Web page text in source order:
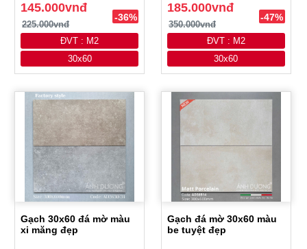
145.000vnđ
225.000vnđ
-36%
ĐVT : M2
30x60
185.000vnđ
350.000vnđ
-47%
ĐVT : M2
30x60
Gạch 30x60 đá mờ màu
xi măng đẹp
Gạch đá mờ 30x60 màu
be tuyệt đẹp